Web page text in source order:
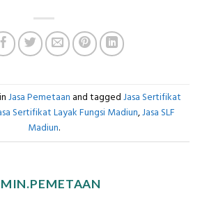
Jasa Pemetaan and tagged Jasa Sertifikat
Sertifikat Layak Fungsi Madiun,Jasa SLF
Madiun.